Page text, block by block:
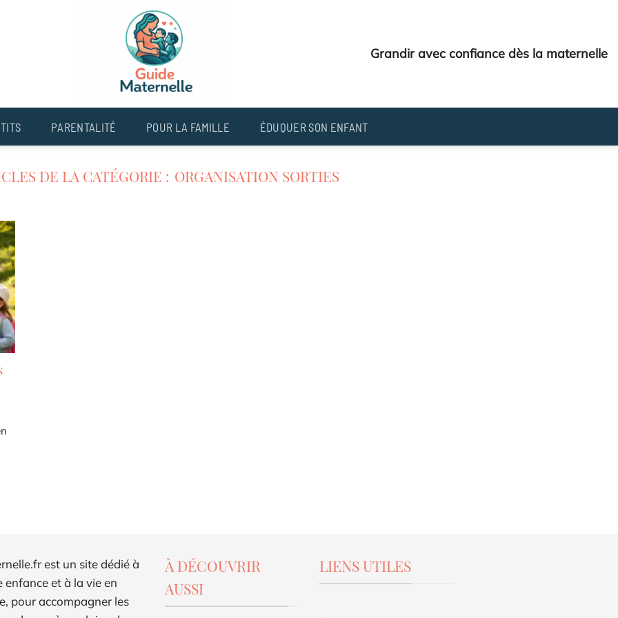
Grandir avec confiance dès la maternelle
PARENTALITÉ POUR LA FAMILLE ÉDUQUER SON ENFANT
ORGANISATION SORTIES
est un site dédié à
enfance et à la vie en
pour accompagner les
À DÉCOUVRIR
AUSSI
LIENS UTILES